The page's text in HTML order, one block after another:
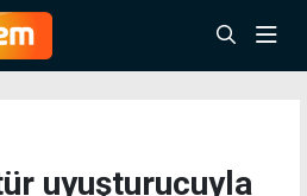
uyuşturucuyla